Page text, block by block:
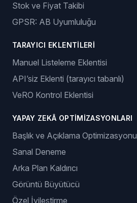
Stok ve Fiyat Takibi
GPSR: AB Uyumluluğu
TARAYICI EKLENTILERI
Manuel Listeleme Eklentisi
API’siz Eklenti (tarayıcı tabanlı)
VeRO Kontrol Eklentisi
YAPAY ZEKÂ OPTIMIZASYONLARI
Başlık ve Açıklama Optimizasyonu
Sanal Deneme
Arka Plan Kaldırıcı
Görüntü Büyütücü
Özel İyileştirme